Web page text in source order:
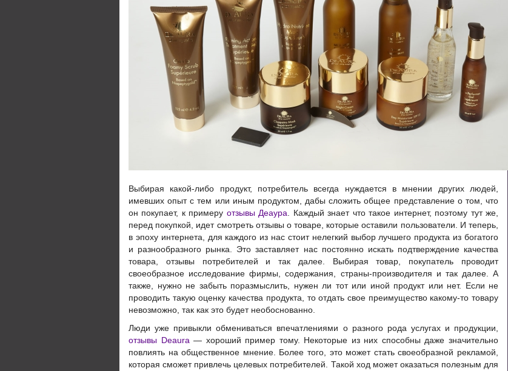
Выбирая какой-либо продукт, потребитель всегда нуждается в мнении других людей,
имевших опыт с тем или иным продуктом, дабы сложить общее представление о том, что
он покупает, к примеру отзывы Деаура . Каждый знает что такое интернет, поэтому тут же,
перед покупкой, идет смотреть отзывы о товаре, которые оставили пользователи. И теперь,
в эпоху интернета, для каждого из нас стоит нелегкий выбор лучшего продукта из богатого
и разнообразного рынка. Это заставляет нас постоянно искать подтверждение качества
товара, отзывы потребителей и так далее. Выбирая товар, покупатель проводит
своеобразное исследование фирмы, содержания, страны-производителя и так далее. А
также, нужно не забыть поразмыслить, нужен ли тот или иной продукт или нет. Если не
проводить такую оценку качества продукта, то отдать свое преимущество какому-то товару
невозможно, так как это будет необоснованно.
Люди уже привыкли обмениваться впечатлениями о разного рода услугах и продукции,
отзывы Deaura — хороший пример тому. Некоторые из них способны даже значительно
повлиять на общественное мнение. Более того, это может стать своеобразной рекламой,
которая сможет привлечь целевых потребителей. Такой ход может оказаться полезным для